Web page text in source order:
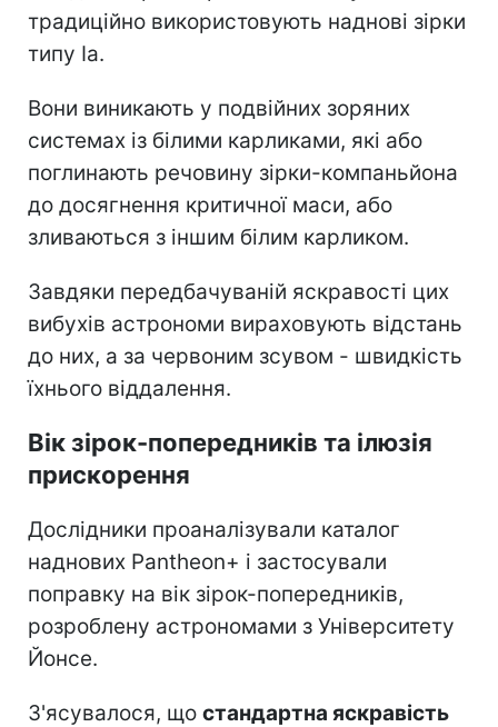
традиційно використовують наднові зірки
типу Ia.
Вони виникають у подвійних зоряних
системах із білими карликами, які або
поглинають речовину зірки-компаньйона
до досягнення критичної маси, або
зливаються з іншим білим карликом.
Завдяки передбачуваній яскравості цих
вибухів астрономи вираховують відстань
до них, а за червоним зсувом - швидкість
їхнього віддалення.
Вік зірок-попередників та ілюзія
прискорення
Дослідники проаналізували каталог
наднових Pantheon+ і застосували
поправку на вік зірок-попередників,
розроблену астрономами з Університету
Йонсе.
З'ясувалося, що стандартна яскравість